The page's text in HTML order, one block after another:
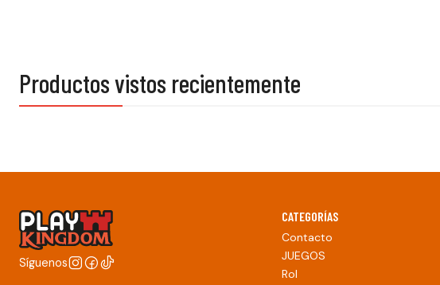
Productos vistos recientemente
Síguenos
CATEGORÍAS
Contacto
JUEGOS
Rol